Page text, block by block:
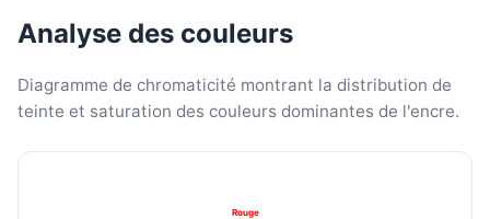
Analyse des couleurs
Diagramme de chromaticité montrant la distribution de
teinte et saturation des couleurs dominantes de l'encre.
Rouge